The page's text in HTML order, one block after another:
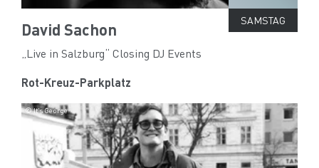
SAMSTAG
David Sachon
„Live in Salzburg“ Closing DJ Events
Rot-Kreuz-Parkplatz
© It’s George